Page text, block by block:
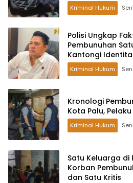
Kriminal Hukum
Polisi Ungkap
Pembunuhan
Kantongi
Kriminal Hukum
Kronologi
Kota Palu,
Kriminal Hukum
Satu Keluarga di
Korban
dan Satu Kritis